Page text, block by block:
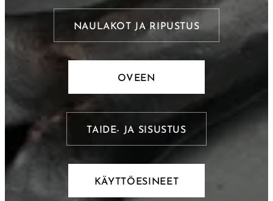
NAULAKOT JA RIPUSTUS
OVEEN
TAIDE- JA SISUSTUS
KÄYTTÖESINEET